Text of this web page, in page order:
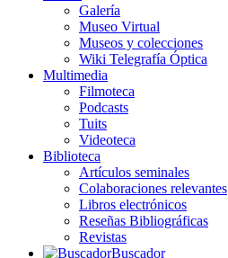
Galería
Museo Virtual
Museos y colecciones
Wiki Telegrafía Óptica
Multimedia
Filmoteca
Podcasts
Tuits
Videoteca
Biblioteca
Artículos seminales
Colaboraciones relevantes
Libros electrónicos
Reseñas Bibliográficas
Revistas
Buscador